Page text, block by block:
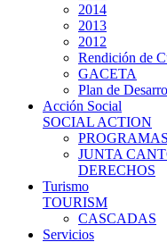
2014
2013
2012
Rendición de
GACETA
Plan de
Acción Social
SOCIAL ACTION
PROGRAMAS
JUNTA
DERECHOS
Turismo
TOURISM
CASCADAS
Servicios